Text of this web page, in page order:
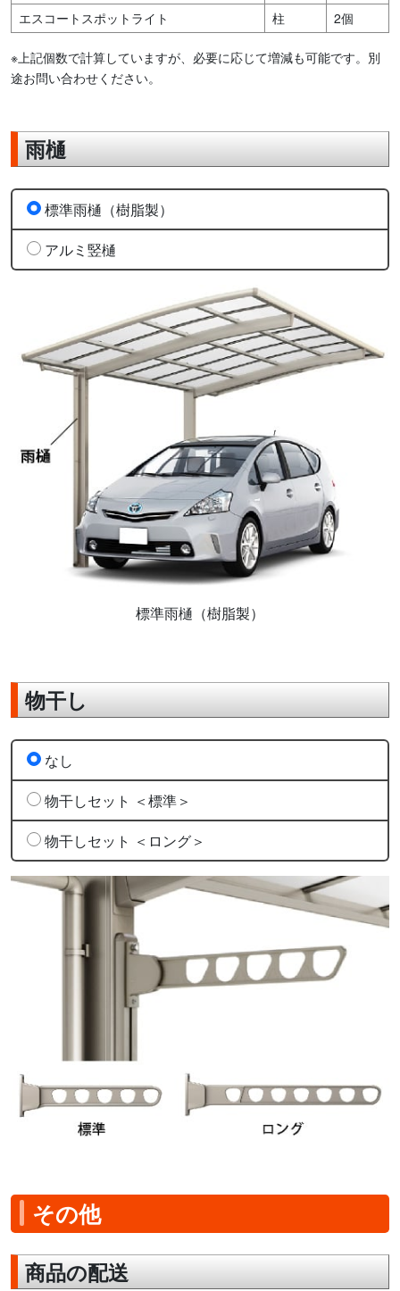
エスコートスポットライト
柱 2個
※上記個数で計算していますが、必要に応じて増減も可能です。別
途お問い合わせください。
雨樋
標準雨樋（樹脂製）
標準雨樋（樹脂製）
アルミ竪樋
物干し
なし
物干しセット ＜標準＞
物干しセット ＜ロング＞
その他
商品の配送